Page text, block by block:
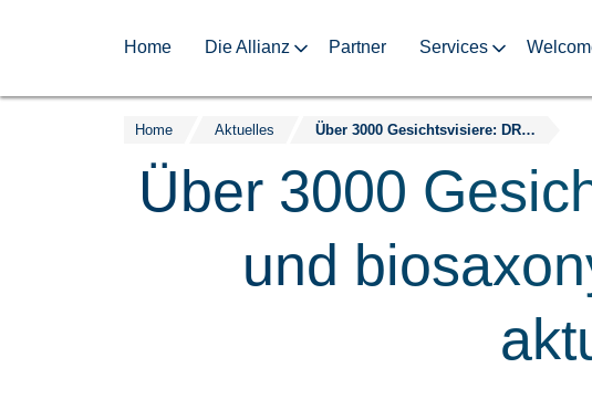
Home Die Allianz Partner Services
Home Aktuelles Über 3000 Gesichtsvisiere: DRESDEN-concept und biosaxony-Partner unterstützen bei aktuellem Engpass
Über 3000
und